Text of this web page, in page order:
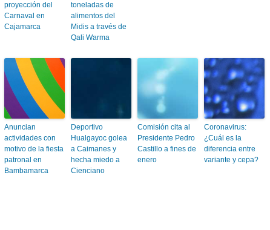
proyección del
Carnaval en
Cajamarca
toneladas de
alimentos del
Midis a través de
Qali Warma
Anuncian
actividades con
motivo de la fiesta
patronal en
Bambamarca
Deportivo
Hualgayoc golea
a Caimanes y
hecha miedo a
Cienciano
Comisión cita al
Presidente Pedro
Castillo a fines de
enero
Coronavirus:
¿Cuál es la
diferencia entre
variante y cepa?